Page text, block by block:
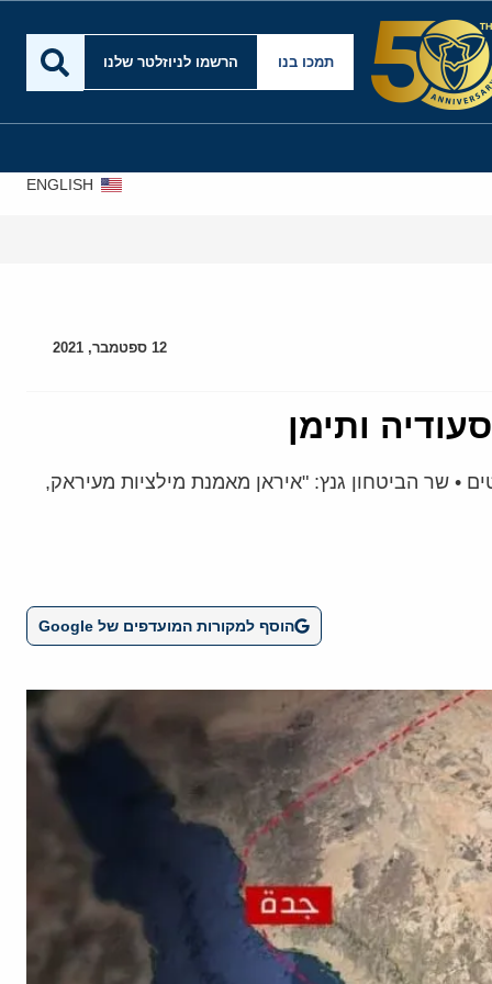
תמכו בנו הרשמו לניוזלטר שלנו
ENGLISH
12 ספטמבר, 2021
ותימן
• שר הביטחון גנץ: "איראן מאמנת מילציות מעיראק,
הוסף למקורות המועדפים של Google